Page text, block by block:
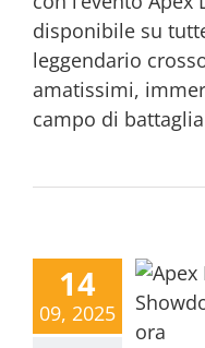
disponibile su
leggendario
amatissimi,
campo di
14
09, 2025